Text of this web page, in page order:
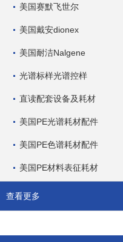
美国赛默飞世尔
美国戴安dionex
美国耐洁Nalgene
光谱标样光谱控样
直读配套设备及耗材
美国PE光谱耗材配件
美国PE色谱耗材配件
美国PE材料表征耗材
查看更多